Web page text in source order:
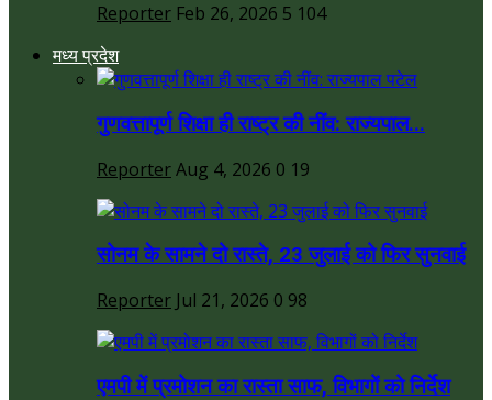
Reporter Feb 26, 2026 5 104
मध्य प्रदेश
गुणवत्तापूर्ण शिक्षा ही राष्ट्र की नींव: राज्यपाल...
ReporterAug 4, 2026 0 19
सोनम के सामने दो रास्ते, 23 जुलाई को फिर सुनवाई
Reporter Jul 21, 2026 0 98
एमपी में प्रमोशन का रास्ता साफ, विभागों को निर्देश